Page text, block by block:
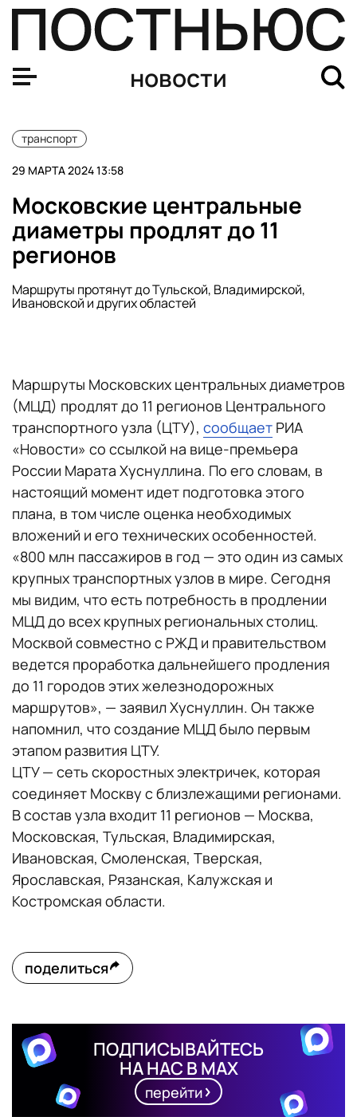
новости
транспорт
29 МАРТА 2024 13:58
Московские центральные
диаметры продлят до 11
регионов
Маршруты протянут до Тульской, Владимирской,
Ивановской и других областей
Маршруты Московских центральных диаметров
(МЦД) продлят до 11 регионов Центрального
транспортного узла (ЦТУ), сообщает РИА
«Новости» со ссылкой на вице-премьера
России Марата Хуснуллина. По его словам, в
настоящий момент идет подготовка этого
плана, в том числе оценка необходимых
вложений и его технических особенностей.
«800 млн пассажиров в год — это один из самых
крупных транспортных узлов в мире. Сегодня
мы видим, что есть потребность в продлении
МЦД до всех крупных региональных столиц.
Москвой совместно с РЖД и правительством
ведется проработка дальнейшего продления
до 11 городов этих железнодорожных
маршрутов», — заявил Хуснуллин. Он также
напомнил, что создание МЦД было первым
этапом развития ЦТУ.
ЦТУ — сеть скоростных электричек, которая
соединяет Москву с близлежащими регионами.
В состав узла входит 11 регионов — Москва,
Московская, Тульская, Владимирская,
Ивановская, Смоленская, Тверская,
Ярославская, Рязанская, Калужская и
Костромская области.
поделиться
ПОДПИСЫВАЙТЕСЬ
НА НАС В MAX
перейти
Копию «Титаника» отправят в первый рейс в 2027 году